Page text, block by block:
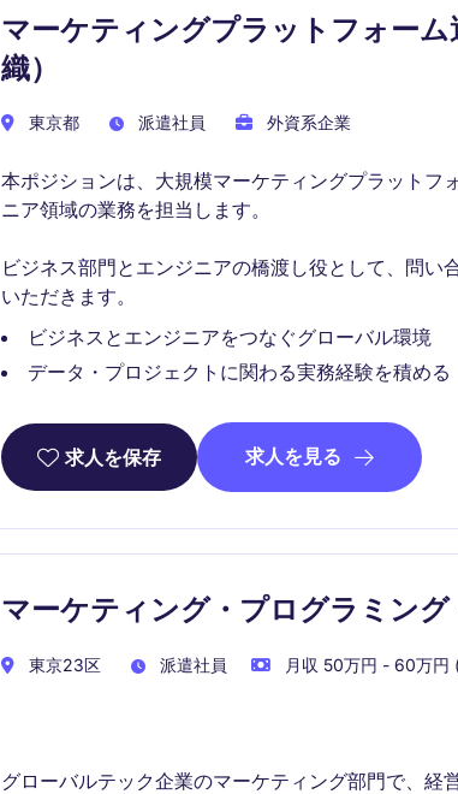
マーケティングプラットフォー
織）
東京都 派遣社員 外資系企業
本ポジションは、大規模マーケティングプラットフ
ニア領域の業務を担当します。
ビジネス部門とエンジニアの橋渡し役として、問い
いただきます。
ビジネスとエンジニアをつなぐグローバル環境
データ・プロジェクトに関わる実務経験を積める
求人を保存 求人を見る
マーケティング・プログラミン
東京23区 派遣社員 月収 50万円 - 60万
グローバルテック企業のマーケティング部門で、経